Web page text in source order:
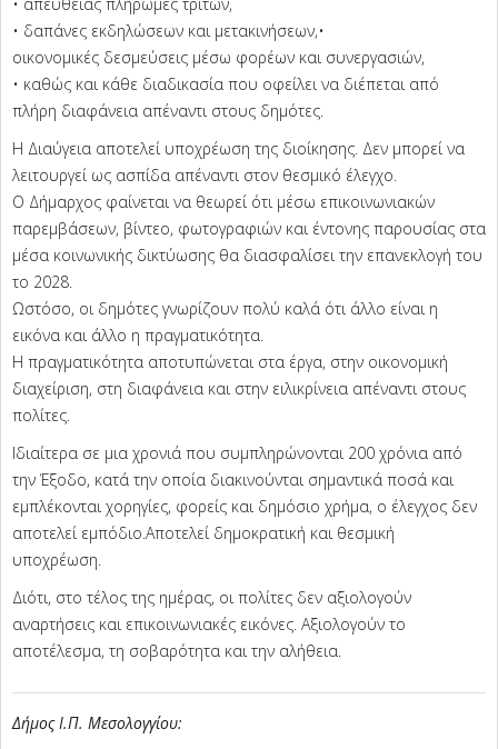
• δαπάνες εκδηλώσεων και μετακινήσεων,•
οικονομικές δεσμεύσεις μέσω φορέων και συνεργασιών,
• καθώς και κάθε διαδικασία που οφείλει να διέπεται από
πλήρη διαφάνεια απέναντι στους δημότες.
Η Διαύγεια αποτελεί υποχρέωση της διοίκησης. Δεν μπορεί να
λειτουργεί ως ασπίδα απέναντι στον θεσμικό έλεγχο.
Ο Δήμαρχος φαίνεται να θεωρεί ότι μέσω επικοινωνιακών
παρεμβάσεων, βίντεο, φωτογραφιών και έντονης παρουσίας στα
μέσα κοινωνικής δικτύωσης θα διασφαλίσει την επανεκλογή του
το 2028.
Ωστόσο, οι δημότες γνωρίζουν πολύ καλά ότι άλλο είναι η
εικόνα και άλλο η πραγματικότητα.
Η πραγματικότητα αποτυπώνεται στα έργα, στην οικονομική
διαχείριση, στη διαφάνεια και στην ειλικρίνεια απέναντι στους
πολίτες.
Ιδιαίτερα σε μια χρονιά που συμπληρώνονται 200 χρόνια από
την Έξοδο, κατά την οποία διακινούνται σημαντικά ποσά και
εμπλέκονται χορηγίες, φορείς και δημόσιο χρήμα, ο έλεγχος δεν
αποτελεί εμπόδιο.Αποτελεί δημοκρατική και θεσμική
υποχρέωση.
Διότι, στο τέλος της ημέρας, οι πολίτες δεν αξιολογούν
αναρτήσεις και επικοινωνιακές εικόνες. Αξιολογούν το
αποτέλεσμα, τη σοβαρότητα και την αλήθεια.
Δήμος Ι.Π. Μεσολογγίου: